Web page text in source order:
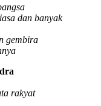
dan banyak
gembira
rakyat